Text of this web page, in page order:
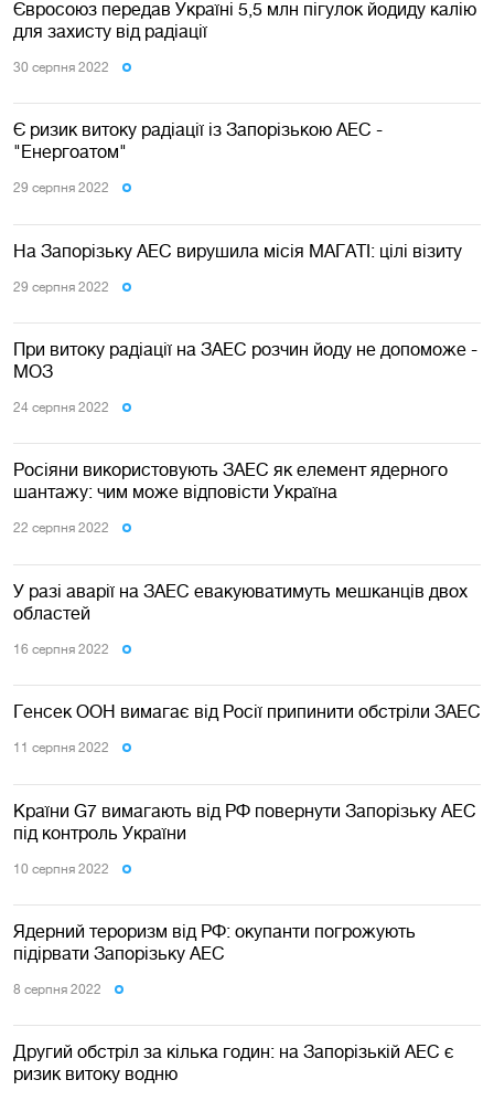
Євросоюз передав Україні 5,5 млн пігулок йодиду калію
для захисту від радіації
30 серпня 2022
Є ризик витоку радіації із Запорізькою АЕС -
"Енергоатом"
29 серпня 2022
На Запорізьку АЕС вирушила місія МАГАТІ: цілі візиту
29 серпня 2022
При витоку радіації на ЗАЕС розчин йоду не допоможе -
МОЗ
24 серпня 2022
Росіяни використовують ЗАЕС як елемент ядерного
шантажу: чим може відповісти Україна
22 серпня 2022
У разі аварії на ЗАЕС евакуюватимуть мешканців двох
областей
16 серпня 2022
Генсек ООН вимагає від Росії припинити обстріли ЗАЕС
11 серпня 2022
Країни G7 вимагають від РФ повернути Запорізьку АЕС
під контроль України
10 серпня 2022
Ядерний тероризм від РФ: окупанти погрожують
підірвати Запорізьку АЕС
8 серпня 2022
Другий обстріл за кілька годин: на Запорізькій АЕС є
ризик витоку водню